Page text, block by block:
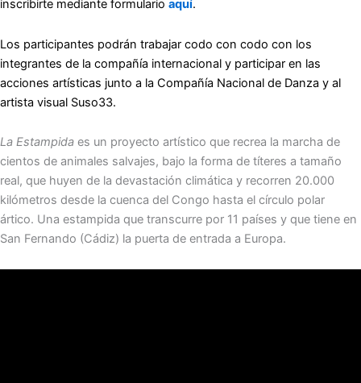
inscribirte mediante formulario aquí.
Los participantes podrán trabajar codo con codo con los
integrantes de la compañía internacional y participar en las
acciones artísticas junto a la Compañía Nacional de Danza y al
artista visual Suso33.
La Estampida es un proyecto artístico que recrea la marcha de
cientos de animales salvajes, bajo la forma de títeres a tamaño
real, que huyen de la devastación climática y recorren 20.000
kilómetros desde la cuenca del Congo hasta el círculo polar
ártico. Una estampida que transcurre por 11 países y que tiene en
San Fernando (Cádiz) la puerta de entrada a Europa.